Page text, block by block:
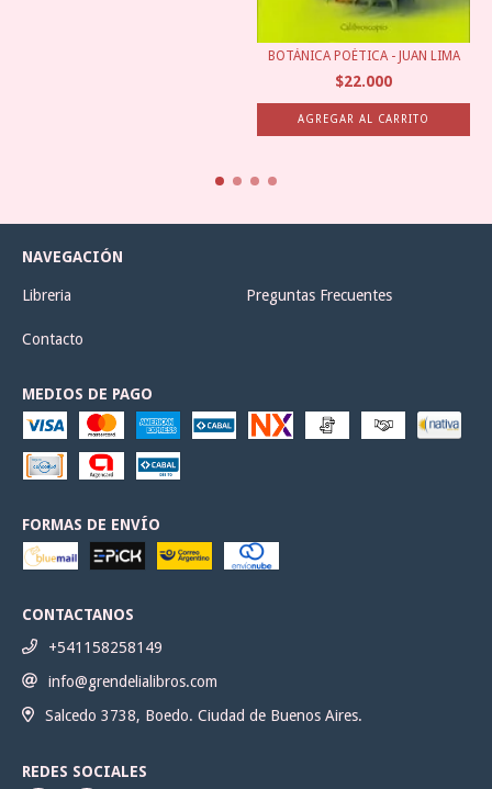
BOTÁNICA POÉTICA - JUAN LIMA
$22.000
NAVEGACIÓN
Libreria Preguntas Frecuentes
Contacto
MEDIOS DE PAGO
FORMAS DE ENVÍO
CONTACTANOS
+541158258149
info@grendelialibros.com
Salcedo 3738, Boedo. Ciudad de Buenos Aires.
REDES SOCIALES